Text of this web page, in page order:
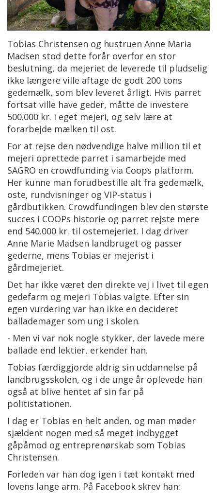
Tobias Christensen og hustruen Anne Maria
Madsen stod dette forår overfor en stor
beslutning, da mejeriet de leverede til pludselig
ikke længere ville aftage de godt 200 tons
gedemælk, som blev leveret årligt. Hvis parret
fortsat ville have geder, måtte de investere
500.000 kr. i eget mejeri, og selv lære at
forarbejde mælken til ost.
For at rejse den nødvendige halve million til et
mejeri oprettede parret i samarbejde med
SAGRO en crowdfunding via Coops platform.
Her kunne man forudbestille alt fra gedemælk,
oste, rundvisninger og VIP-status i
gårdbutikken. Crowdfundingen blev den største
succes i COOPs historie og parret rejste mere
end 540.000 kr. til ostemejeriet. I dag driver
Anne Marie Madsen landbruget og passer
gederne, mens Tobias er mejerist i
gårdmejeriet.
Det har ikke været den direkte vej i livet til egen
gedefarm og mejeri Tobias valgte. Efter sin
egen vurdering var han ikke en decideret
ballademager som ung i skolen.
- Men vi var nok nogle stykker, der lavede mere
ballade end lektier, erkender han.
Tobias færdiggjorde aldrig sin uddannelse på
landbrugsskolen, og i de unge år oplevede han
også at blive hentet af sin far på
politistationen.
I dag er Tobias en helt anden, og man møder
sjældent nogen med så meget indbygget
gåpåmod og entreprenørskab som Tobias
Christensen.
Forleden var han dog igen i tæt kontakt med
lovens lange arm. På Facebook skrev han: